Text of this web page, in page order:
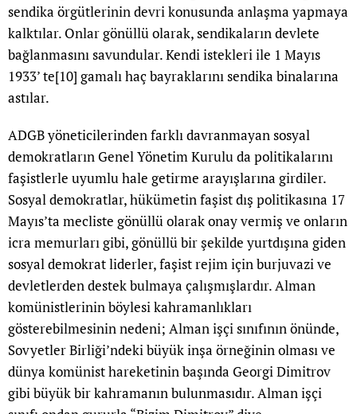
sendika örgütlerinin devri konusunda anlaşma yapmaya
kalktılar. Onlar gönüllü olarak, sendikaların devlete
bağlanmasını savundular. Kendi istekleri ile 1 Mayıs
1933’ te[10] gamalı haç bayraklarını sendika binalarına
astılar.
ADGB yöneticilerinden farklı davranmayan sosyal
demokratların Genel Yönetim Kurulu da politikalarını
faşistlerle uyumlu hale getirme arayışlarına girdiler.
Sosyal demokratlar, hükümetin faşist dış politikasına 17
Mayıs’ta mecliste gönüllü olarak onay vermiş ve onların
icra memurları gibi, gönüllü bir şekilde yurtdışına giden
sosyal demokrat liderler, faşist rejim için burjuvazi ve
devletlerden destek bulmaya çalışmışlardır. Alman
komünistlerinin böylesi kahramanlıkları
gösterebilmesinin nedeni; Alman işçi sınıfının önünde,
Sovyetler Birliği’ndeki büyük inşa örneğinin olması ve
dünya komünist hareketinin başında Georgi Dimitrov
gibi büyük bir kahramanın bulunmasıdır. Alman işçi